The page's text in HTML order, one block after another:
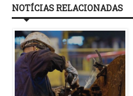
NOTÍCIAS RELACIONADAS